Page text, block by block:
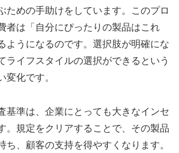
ための手助けをしています。このプロ
者は「自分にぴったりの製品はこれ
ようになるのです。選択肢が明確にな
ライフスタイルの選択ができるという
変化です。
基準は、企業にとっても大きなインセ
。規定をクリアすることで、その製品
ち、顧客の支持を得やすくなります。